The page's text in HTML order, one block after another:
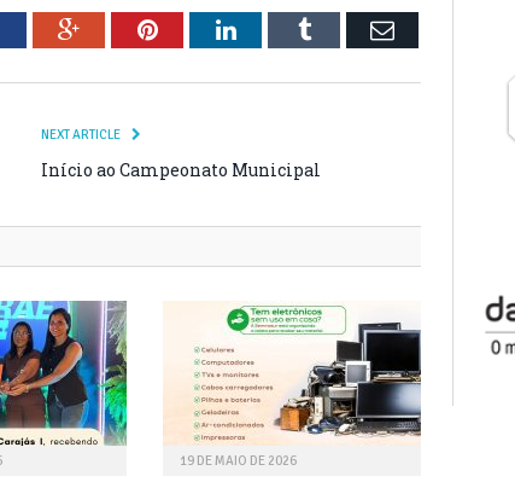
Google+PinterestLinkedInTumblr Email
NEXT ARTICLE
Início ao Campeonato Municipal
19 DE MAIO DE 2026